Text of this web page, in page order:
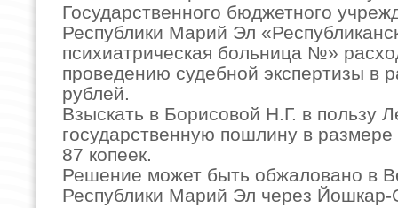
Государственного бюджетного
Республики Марий Эл
психиатрическая больница №»
проведению судебной экспертизы в
рублей.
Взыскать в Борисовой Н.Г. в пользу
государственную пошлину в
87 копеек.
Решение может быть обжаловано в
Республики Марий Эл через Йошкар-